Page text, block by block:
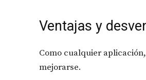
Ventajas y
Como cualquier
mejorarse.